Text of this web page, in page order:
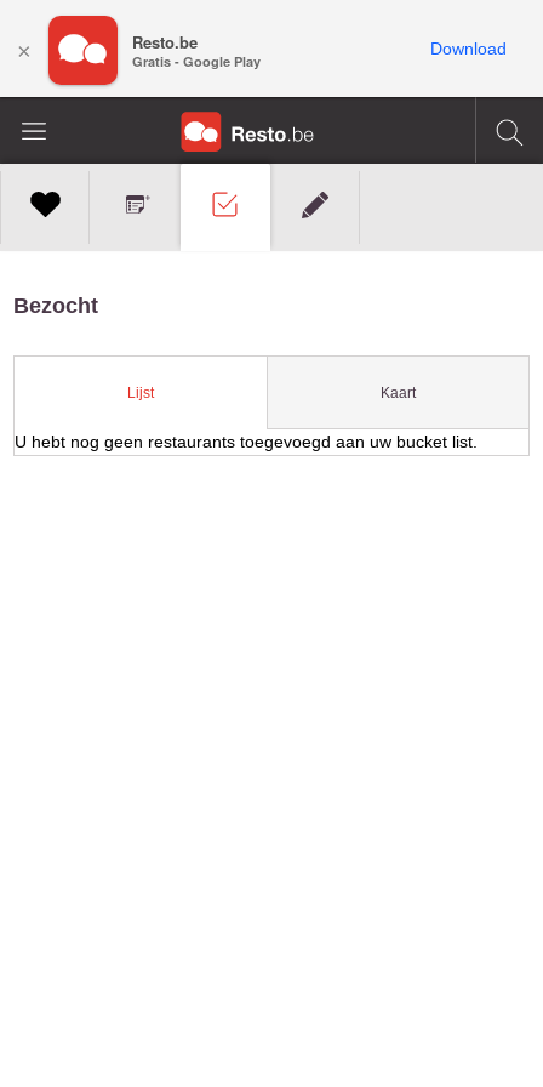
Bezocht
Lijst Kaart
U hebt nog geen restaurants toegevoegd aan uw bucket list.
× Resto.be
Gratis - Google Play
Download